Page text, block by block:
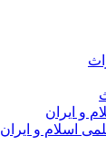
و ایران
اسلام و ایران